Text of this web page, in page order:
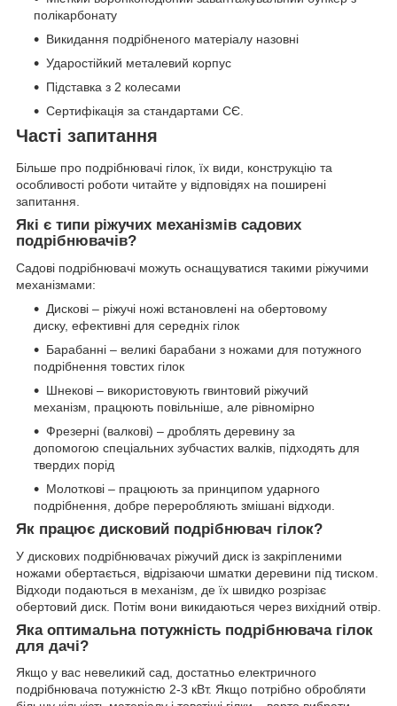
полікарбонату
Викидання подрібненого матеріалу назовні
Ударостійкий металевий корпус
Підставка з 2 колесами
Сертифікація за стандартами СЄ.
Часті запитання
Більше про подрібнювачі гілок, їх види, конструкцію та
особливості роботи читайте у відповідях на поширені
запитання.
Які є типи ріжучих механізмів садових
подрібнювачів?
Садові подрібнювачі можуть оснащуватися такими ріжучими
механізмами:
Дискові – ріжучі ножі встановлені на обертовому
диску, ефективні для середніх гілок
Барабанні – великі барабани з ножами для потужного
подрібнення товстих гілок
Шнекові – використовують гвинтовий ріжучий
механізм, працюють повільніше, але рівномірно
Фрезерні (валкові) – дроблять деревину за
допомогою спеціальних зубчастих валків, підходять для
твердих порід
Молоткові – працюють за принципом ударного
подрібнення, добре переробляють змішані відходи.
Як працює дисковий подрібнювач гілок?
У дискових подрібнювачах ріжучий диск із закріпленими
ножами обертається, відрізаючи шматки деревини під тиском.
Відходи подаються в механізм, де їх швидко розрізає
обертовий диск. Потім вони викидаються через вихідний отвір.
Яка оптимальна потужність подрібнювача гілок
для дачі?
Якщо у вас невеликий сад, достатньо електричного
подрібнювача потужністю 2-3 кВт. Якщо потрібно обробляти